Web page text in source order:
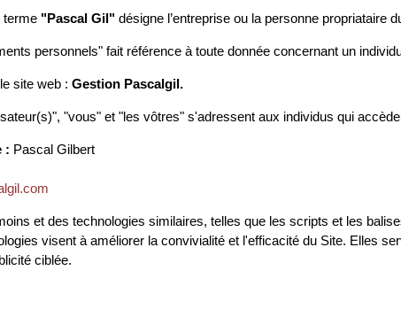
terme "Pascal Gil" désigne l’entreprise ou la personne propriataire
personnels" fait référence à toute donnée concernant un
site web : Gestion Pascalgil.
"vous" et "les vôtres" s'adressent aux individus qui
: Pascal Gilbert
et des technologies similaires, telles que les scripts et les
visent à améliorer la convivialité et l'efficacité du Site. Elles
ciblée.